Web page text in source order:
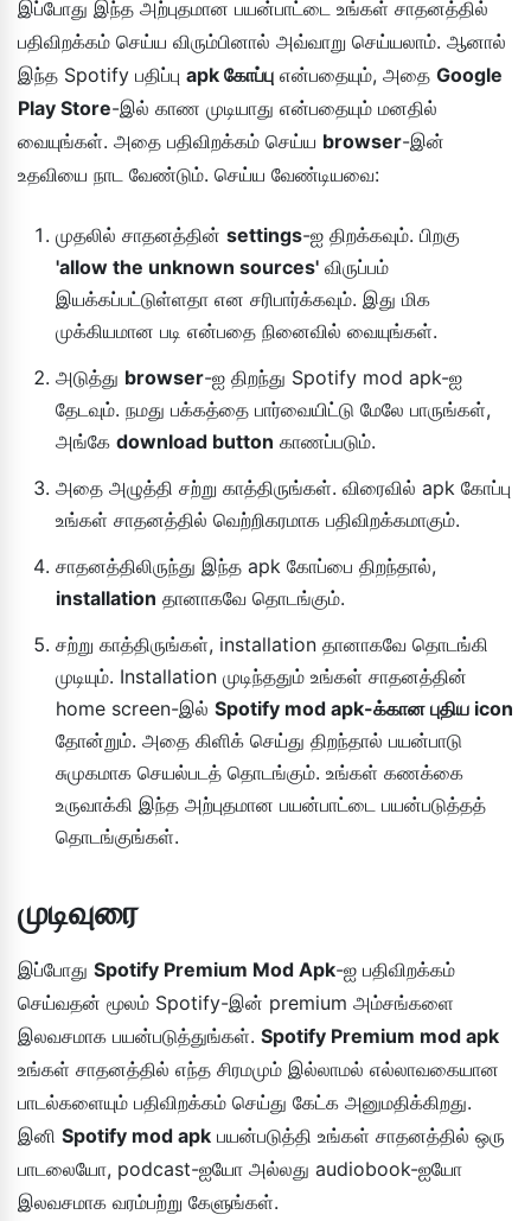
இப்போது இந்த அற்புதமான பயன்பாட்டை உங்கள் சாதனத்தில்
பதிவிறக்கம் செய்ய விரும்பினால் அவ்வாறு செய்யலாம். ஆனால்
இந்த Spotify பதிப்பு apk கோப்பு என்பதையும், அதை Google
Play Store-இல் காண முடியாது என்பதையும் மனதில்
வையுங்கள். அதை பதிவிறக்கம் செய்ய browser-இன்
உதவியை நாட வேண்டும். செய்ய வேண்டியவை:
முதலில் சாதனத்தின் settings-ஐ திறக்கவும். பிறகு
'allow the unknown sources' விருப்பம்
இயக்கப்பட்டுள்ளதா என சரிபார்க்கவும். இது மிக
முக்கியமான படி என்பதை நினைவில் வையுங்கள்.
அடுத்து browser-ஐ திறந்து Spotify mod apk-ஐ
தேடவும். நமது பக்கத்தை பார்வையிட்டு மேலே பாருங்கள்,
அங்கே download button காணப்படும்.
அதை அழுத்தி சற்று காத்திருங்கள். விரைவில் apk கோப்பு
உங்கள் சாதனத்தில் வெற்றிகரமாக பதிவிறக்கமாகும்.
சாதனத்திலிருந்து இந்த apk கோப்பை திறந்தால்,
installation தானாகவே தொடங்கும்.
சற்று காத்திருங்கள், installation தானாகவே தொடங்கி
முடியும். Installation முடிந்ததும் உங்கள் சாதனத்தின்
home screen-இல் Spotify mod apk-க்கான புதிய icon
தோன்றும். அதை கிளிக் செய்து திறந்தால் பயன்பாடு
சுமுகமாக செயல்படத் தொடங்கும். உங்கள் கணக்கை
உருவாக்கி இந்த அற்புதமான பயன்பாட்டை பயன்படுத்தத்
தொடங்குங்கள்.
முடிவுரை
இப்போது Spotify Premium Mod Apk-ஐ பதிவிறக்கம்
செய்வதன் மூலம் Spotify-இன் premium அம்சங்களை
இலவசமாக பயன்படுத்துங்கள். Spotify Premium mod apk
உங்கள் சாதனத்தில் எந்த சிரமமும் இல்லாமல் எல்லாவகையான
பாடல்களையும் பதிவிறக்கம் செய்து கேட்க அனுமதிக்கிறது.
இனி Spotify mod apk பயன்படுத்தி உங்கள் சாதனத்தில் ஒரு
பாடலையோ, podcast-ஐயோ அல்லது audiobook-ஐயோ
இலவசமாக வரம்பற்று கேளுங்கள்.